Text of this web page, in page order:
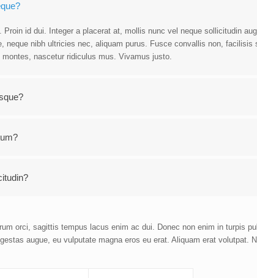
id dui. Integer a placerat at, mollis nunc vel neque sollicitudin
neque nibh ultricies nec, aliquam purus. Fusce convallis non, facilisis
nascetur ridiculus mus. Vivamus justo.
orci, sagittis tempus lacus enim ac dui. Donec non enim in turpis
augue, eu vulputate magna eros eu erat. Aliquam erat volutpat.